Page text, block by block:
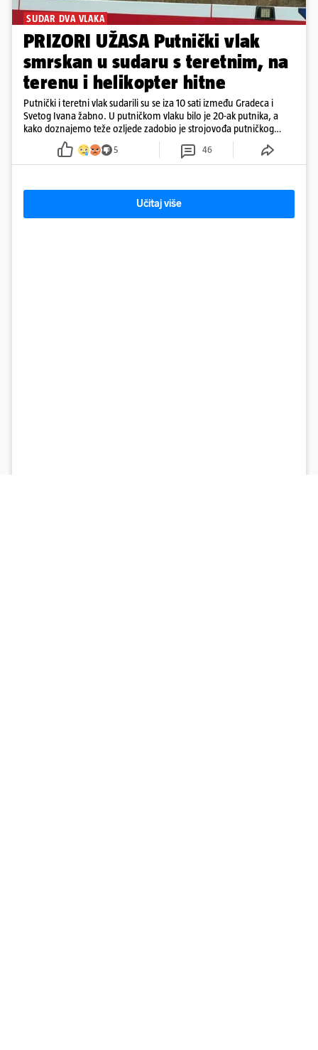
SUDAR DVA VLAKA
PRIZORI UŽASA Putnički vlak
smrskan u sudaru s teretnim, na
terenu i helikopter hitne
Putnički i teretni vlak sudarili su se iza 10 sati između Gradeca i
Svetog Ivana žabno. U putničkom vlaku bilo je 20-ak putnika, a
kako doznajemo teže ozljede zadobio je strojovođa putničkog
vlaka. Zatvoren je promet, a fotoreporteri Prigorskog objavili su
prve snimke s mjesta sudara
5 46
Učitaj više